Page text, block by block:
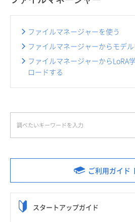
ご利用ガイド
スタートアップガイド
ファイルマネージャーを使う
ファイルマネージャーからモデ
ファイルマネージャーからLoRA
ロードする